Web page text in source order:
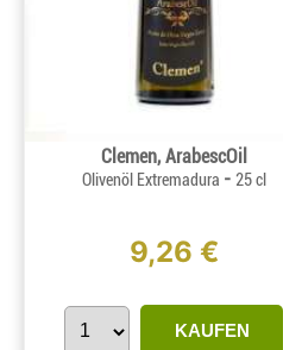
Clemen, ArabescOil
Olivenöl Extremadura - 25 cl
9,26 €
KAUFEN